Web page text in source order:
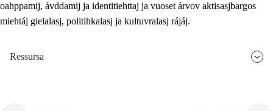
oahppamij, ávddamij ja identitiehttaj ja vuoset árvov aktisasjbargos
miehtáj gielalasj, politihkalasj ja kultuvralasj rájáj.
Ressursa